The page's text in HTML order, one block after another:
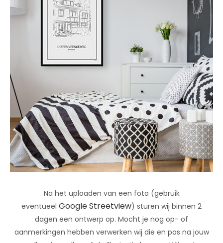
Na het uploaden van een foto (gebruik
eventueel Google Streetview) sturen wij binnen 2
dagen een ontwerp op. Mocht je nog op- of
aanmerkingen hebben verwerken wij die en pas na jouw